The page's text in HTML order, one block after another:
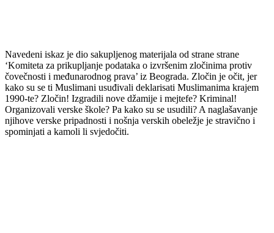
Navedeni iskaz je dio sakupljenog materijala od strane strane
‘Komiteta za prikupljanje podataka o izvršenim zločinima protiv
čovečnosti i međunarodnog prava’ iz Beograda. Zločin je očit, jer
kako su se ti Muslimani usuđivali deklarisati Muslimanima krajem
1990-te? Zločin! Izgradili nove džamije i mejtefe? Kriminal!
Organizovali verske škole? Pa kako su se usudili? A naglašavanje
njihove verske pripadnosti i nošnja verskih obeležje je stravično i
spominjati a kamoli li svjedočiti.